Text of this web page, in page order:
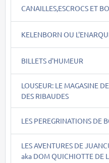
CANAILLES,ESCROCS ET
KELENBORN OU
BILLETS d'HUMEUR
LOUSEUR: LE MAGASINE
DES RIBAUDES
LES PEREGRINATIONS DE
LES AVENTURES DE
aka DOM QUICHIOTTE DE